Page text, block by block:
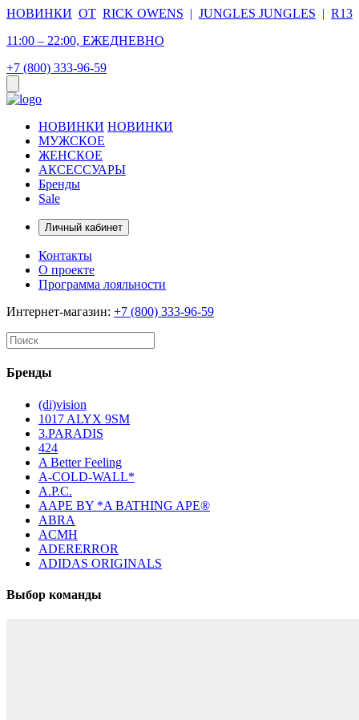
НОВИНКИ ОТ RICK OWENS | JUNGLES JUNGLES | R13
11:00 – 22:00, ЕЖЕДНЕВНО
+7 (800) 333-96-59
НОВИНКИ НОВИНКИ
МУЖСКОЕ
ЖЕНСКОЕ
АКСЕССУАРЫ
Бренды
Sale
Личный кабинет
Контакты
О проекте
Программа лояльности
Интернет-магазин: +7 (800) 333-96-59
Бренды
(di)vision
1017 ALYX 9SM
3.PARADIS
424
A Better Feeling
A-COLD-WALL*
A.P.C.
AAPE BY *A BATHING APE®
ABRA
ACMH
ADERERROR
ADIDAS ORIGINALS
Выбор команды